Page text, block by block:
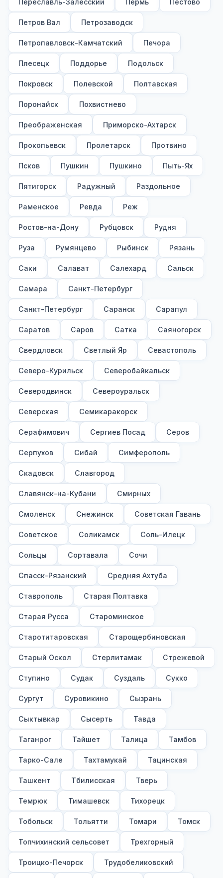
Переславль-Залесский Пермь Пестово
Петров Вал Петрозаводск
Петропавловск-Камчатский Печора
Плесецк Поддорье Подольск
Покровск Полевской Полтавская
Поронайск Похвистнево
Преображенская Приморско-Ахтарск
Прокопьевск Пролетарск Протвино
Псков Пушкин Пушкино Пыть-Ях
Пятигорск Радужный Раздольное
Раменское Ревда Реж
Ростов-на-Дону Рубцовск Рудня
Руза Румянцево Рыбинск Рязань
Саки Салават Салехард Сальск
Самара Санкт-Петербург
Санкт-Петербург Саранск Сарапул
Саратов Саров Сатка Саяногорск
Свердловск Светлый Яр Севастополь
Северо-Курильск Северобайкальск
Северодвинск Североуральск
Северская Семикаракорск
Серафимович Сергиев Посад Серов
Серпухов Сибай Симферополь
Скадовск Славгород
Славянск-на-Кубани Смирных
Смоленск Снежинск Советская Гавань
Советское Соликамск Соль-Илецк
Сольцы Сортавала Сочи
Спасск-Рязанский Средняя Ахтуба
Ставрополь Старая Полтавка
Старая Русса Староминское
Старотитаровская Старощербиновская
Старый Оскол Стерлитамак Стрежевой
Ступино Судак Суздаль Сукко
Сургут Суровикино Сызрань
Сыктывкар Сысерть Тавда
Таганрог Тайшет Талица Тамбов
Тарко-Сале Тахтамукай Тацинская
Ташкент Тбилисская Тверь
Темрюк Тимашевск Тихорецк
Тобольск Тольятти Томари Томск
Топчихинский сельсовет Трехгорный
Троицко-Печорск Трудобеликовский